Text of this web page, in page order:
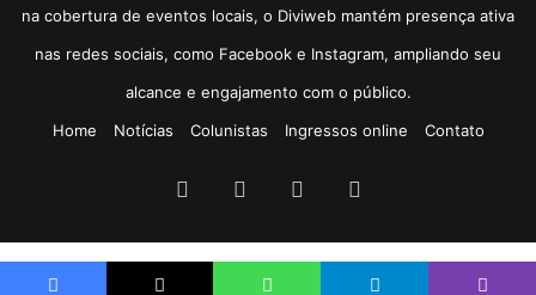
na cobertura de eventos locais, o Diviweb mantém presença ativa
nas redes sociais, como Facebook e Instagram, ampliando seu
alcance e engajamento com o público.
Home
Notícias Colunistas Ingressos online Contato
Facebook YouTube